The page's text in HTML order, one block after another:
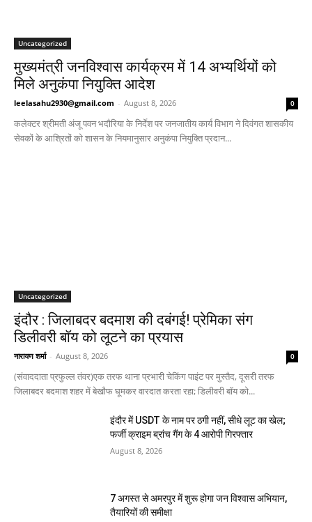
Uncategorized
मुख्यमंत्री जनविश्वास कार्यक्रम में 14 अभ्यर्थियों को
मिले अनुकंपा नियुक्ति आदेश
leelasahu2930@gmail.com - August 8, 2026 0
कलेक्टर श्रीमती अंजू पवन भदौरिया के निर्देश पर जनजातीय कार्य विभाग ने दिवंगत शासकीय
सेवकों के आश्रितों को शासन के नियमानुसार अनुकंपा नियुक्ति प्रदान...
Uncategorized
इंदौर : जिलाबदर बदमाश की दबंगई! प्रेमिका संग
डिलीवरी बॉय को लूटने का प्रयास
नारायण शर्मा - August 8, 2026 0
(संवाददाता प्रफुल्ल तंवर)एक तरफ थाना प्रभारी चेकिंग पाइंट पर मुस्तैद, दूसरी तरफ
जिलाबदर बदमाश शहर में बेखौफ घूमकर वारदात करता रहा; डिलीवरी बॉय को...
इंदौर में USDT के नाम पर ठगी नहीं, सीधे लूट का खेल;
फर्जी क्राइम ब्रांच गैंग के 4 आरोपी गिरफ्तार
August 8, 2026
7 अगस्त से अमरपुर में शुरू होगा जन विश्वास अभियान,
तैयारियों की समीक्षा